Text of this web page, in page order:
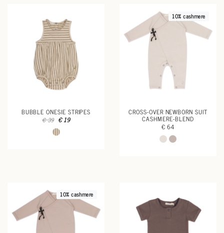
BUBBLE ONESIE STRIPES
€ 39 € 19
10% cashmere
CROSS-OVER NEWBORN SUIT
CASHMERE-BLEND
€ 64
10% cashmere